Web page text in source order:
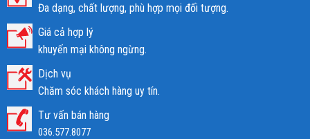
Đa dạng, chất lượng, phù hợp mọi đối tượng.
Giá cả hợp lý
khuyến mại không ngừng.
Dịch vụ
Chăm sóc khách hàng uy tín.
Tư vấn bán hàng
036.577.8077